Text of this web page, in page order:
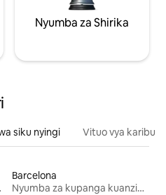
Nyumba za Shirika
siku nyingi Vituo vya karibu
Barcelona
Nyumba za kupanga kuanzia mwezi mmoja